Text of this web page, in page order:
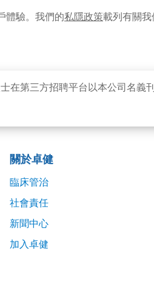
體驗。我們的私隱政策載列有關
在第三方招聘平台以本公司名義
關於卓健
臨床管治
社會責任
新聞中心
加入卓健